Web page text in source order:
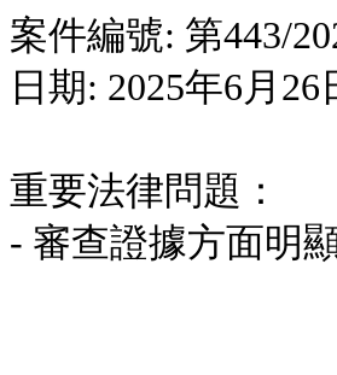
案件編號: 第443/
日期: 2025年6月26
重要法律問題：
- 審查證據方面明